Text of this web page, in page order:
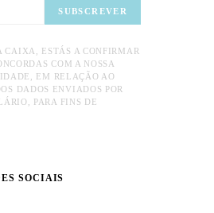
SUBSCREVER
CAIXA, ESTÁS A CONFIRMAR
COM A NOSSA
EM RELAÇÃO AO
DADOS ENVIADOS POR
PARA FINS DE
SOCIAIS